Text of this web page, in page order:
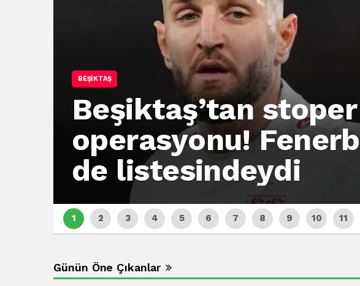
BEŞIKTAŞ
Beşiktaş’tan stoper
operasyonu!
de listesindeydi
Günün Öne Çıkanlar